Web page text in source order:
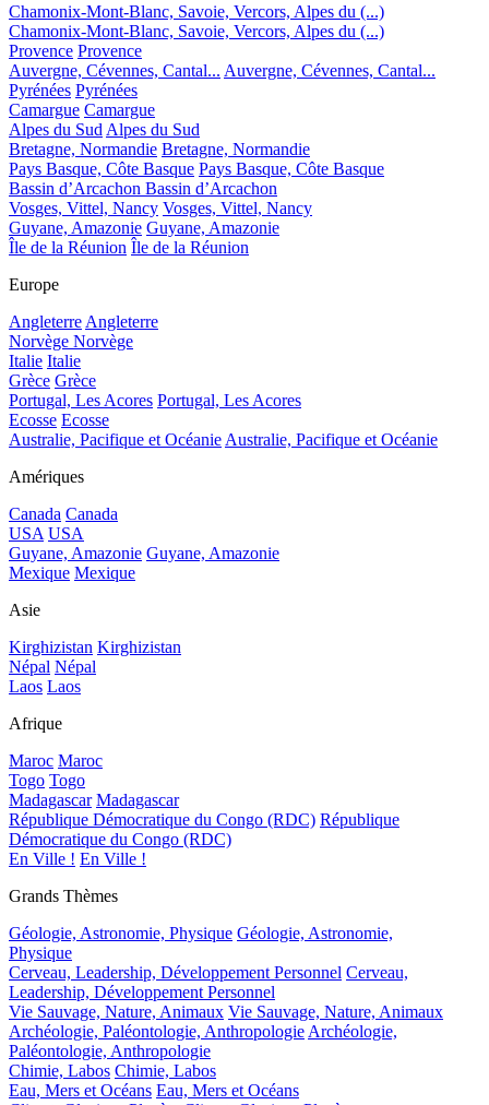
Chamonix-Mont-Blanc, Savoie, Vercors, Alpes du (...)
Chamonix-Mont-Blanc, Savoie, Vercors, Alpes du (...)
Provence Provence
Auvergne, Cévennes, Cantal... Auvergne, Cévennes, Cantal...
Pyrénées Pyrénées
Camargue Camargue
Alpes du Sud Alpes du Sud
Bretagne, Normandie Bretagne, Normandie
Pays Basque, Côte Basque Pays Basque, Côte Basque
Bassin d’Arcachon Bassin d’Arcachon
Vosges, Vittel, Nancy Vosges, Vittel, Nancy
Guyane, Amazonie Guyane, Amazonie
Île de la Réunion Île de la Réunion
Europe
Angleterre Angleterre
Norvège Norvège
Italie Italie
Grèce Grèce
Portugal, Les Acores Portugal, Les Acores
Ecosse Ecosse
Australie, Pacifique et Océanie Australie, Pacifique et Océanie
Amériques
Canada Canada
USA USA
Guyane, Amazonie Guyane, Amazonie
Mexique Mexique
Asie
Kirghizistan Kirghizistan
Népal Népal
Laos Laos
Afrique
Maroc Maroc
Togo Togo
Madagascar Madagascar
République Démocratique du Congo (RDC) République
Démocratique du Congo (RDC)
En Ville ! En Ville !
Grands Thèmes
Géologie, Astronomie, Physique Géologie, Astronomie,
Physique
Cerveau, Leadership, Développement Personnel Cerveau,
Leadership, Développement Personnel
Vie Sauvage, Nature, Animaux Vie Sauvage, Nature, Animaux
Archéologie, Paléontologie, Anthropologie Archéologie,
Paléontologie, Anthropologie
Chimie, Labos Chimie, Labos
Eau, Mers et Océans Eau, Mers et Océans